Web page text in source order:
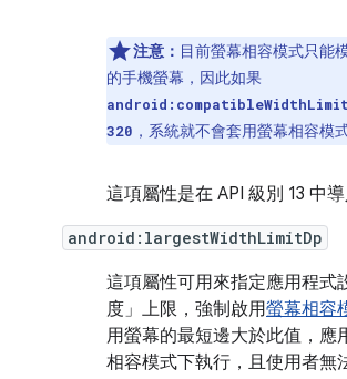
注意： 目前螢幕相容模式只能
的手機螢幕，因此如果
320 ，系統就不會套用螢幕相容模式
這項屬性是在 API 級別 13 中導
android:largestWidthLimitDp
這項屬性可用來指定應用程式
度」上限，強制啟用螢幕相容
用螢幕的最短邊大於此值，應
相容模式下執行，且使用者無